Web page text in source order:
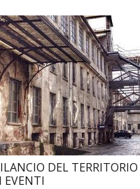
DEL
EVENTI